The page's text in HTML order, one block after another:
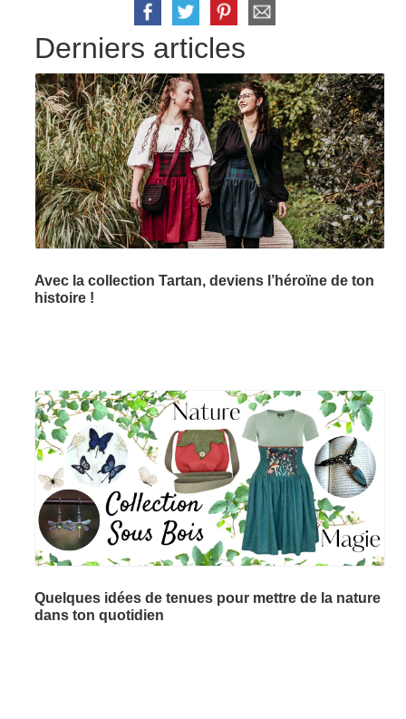
Derniers articles
Avec la collection Tartan, deviens l’héroïne de ton
histoire !
Quelques idées de tenues pour mettre de la nature
dans ton quotidien